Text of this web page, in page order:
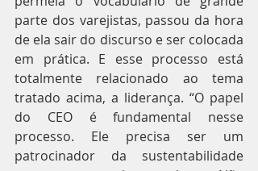
parte dos varejistas, passou da hora
de ela sair do discurso e ser colocada
em prática. E esse processo está
totalmente relacionado ao tema
tratado acima, a liderança. “O papel
do CEO é fundamental nesse
processo. Ele precisa ser um
patrocinador da sustentabilidade